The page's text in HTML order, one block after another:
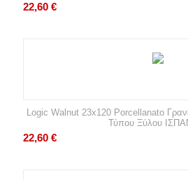
22,60 €
Logic Walnut 23x120 Porcellanato
Τύπου Ξύλου
22,60 €